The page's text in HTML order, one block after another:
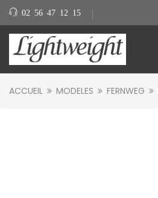
02 56 47 12 15
ACCUEIL MODELES FERNWEG